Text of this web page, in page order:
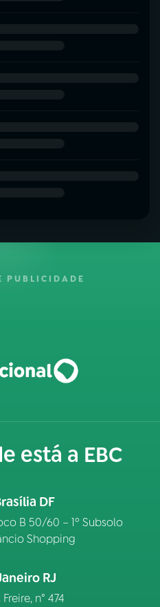
PUBLICIDADE
está a EBC
DF
B 50/60 – 1º Subsolo
Shopping
RJ
n° 474